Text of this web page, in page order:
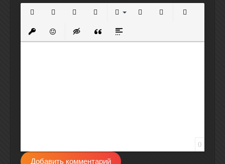
Вставить защищенную ссылку
Вставить смайлик
Вставка скрытого текста
Вставка цитаты
Вставка спойлера
0
Добавить комментарий